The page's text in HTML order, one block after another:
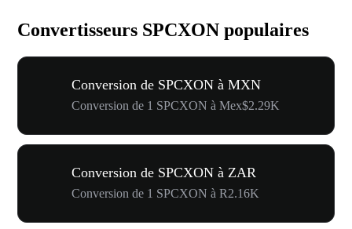
Convertisseurs SPCXON populaires
Conversion de SPCXON à MXN
Conversion de 1 SPCXON à Mex$2.29K
Conversion de SPCXON à ZAR
Conversion de 1 SPCXON à R2.16K